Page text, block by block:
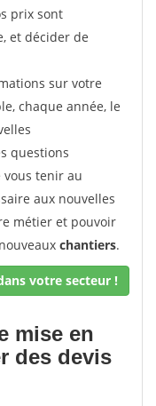
prix sont
et décider de
sur votre
chaque année, le
questions
tenir au
aux nouvelles
métier et pouvoir
chantiers.
votre secteur !
mise en
des devis